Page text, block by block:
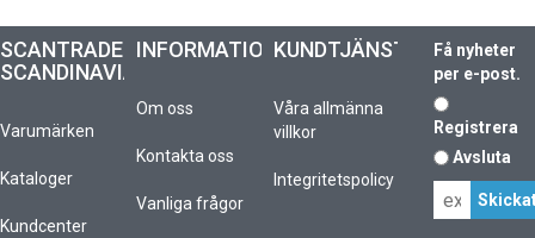
SCANTRADE
SCANDINAVIA
Varumärken
Kataloger
Kundcenter
INFORMATION
Om oss
Kontakta oss
Vanliga frågor
KUNDTJÄNST
Våra allmänna
villkor
Integritetspolicy
Få nyheter
per e-post.
Registrera
Avsluta